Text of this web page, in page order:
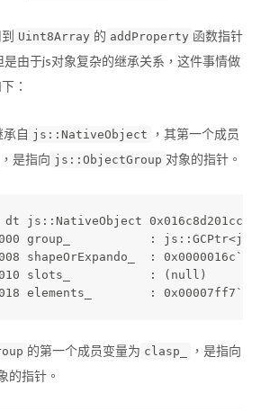
Uint8Array 的 addProperty 函数指针
由于js对象复杂的继承关系，这件事情做
：
承自 js::NativeObject
，其第一个成员
，是指向 js::ObjectGroup 对象的指针。
dt js::NativeObject 0x016c8d201cc0
group_           :
shapeOrExpando_  :
slots_           : (null)
elements_        :
的第一个成员变量为 clasp_ ，是指向
的指针。